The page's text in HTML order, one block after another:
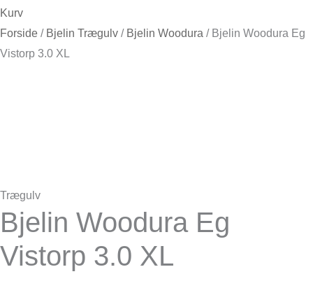
Kurv
Forside / Bjelin Trægulv / Bjelin Woodura / Bjelin Woodura Eg
Vistorp 3.0 XL
Trægulv
Bjelin Woodura Eg
Vistorp 3.0 XL